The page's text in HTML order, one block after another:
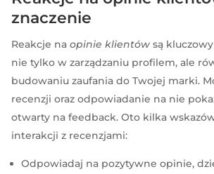
znaczenie
Reakcje naopinie klientów są
nie tylko w zarządzaniu profilem, ale
budowaniu zaufania do Twojej marki.
recenzji oraz odpowiadanie na nie
otwarty na feedback. Oto kilka
interakcji z recenzjami:
Odpowiadaj na pozytywne opinie,